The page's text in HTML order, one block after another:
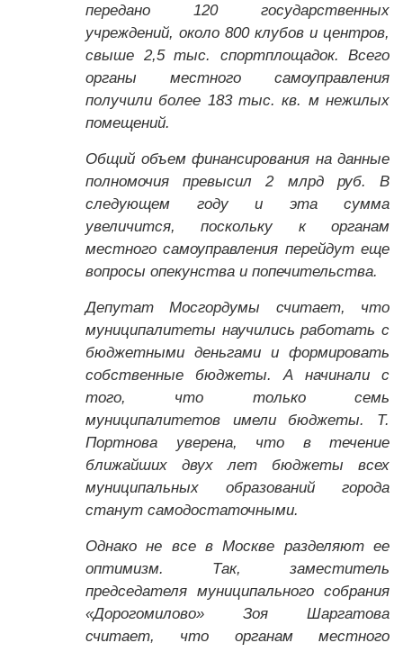
передано 120 государственных
учреждений, около 800 клубов и центров,
свыше 2,5 тыс. спортплощадок. Всего
органы местного самоуправления
получили более 183 тыс. кв. м нежилых
помещений.
Общий объем финансирования на данные
полномочия превысил 2 млрд руб. В
следующем году и эта сумма
увеличится, поскольку к органам
местного самоуправления перейдут еще
вопросы опекунства и попечительства.
Депутат Мосгордумы считает, что
муниципалитеты научились работать с
бюджетными деньгами и формировать
собственные бюджеты. А начинали с
того, что только семь
муниципалитетов имели бюджеты. Т.
Портнова уверена, что в течение
ближайших двух лет бюджеты всех
муниципальных образований города
станут самодостаточными.
Однако не все в Москве разделяют ее
оптимизм. Так, заместитель
председателя муниципального собрания
«Дорогомилово» Зоя Шаргатова
считает, что органам местного